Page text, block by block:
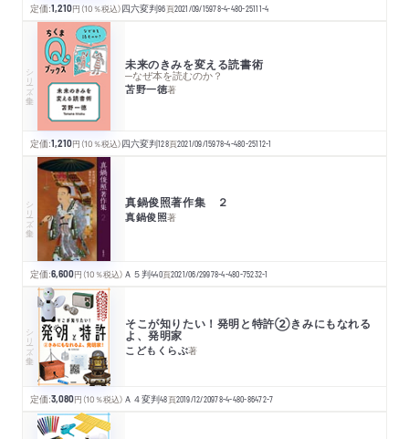
定価:1,210円 （10％税込）四六変判96頁2021/09/15978-4-480-25111-4
シリーズ・全集 未来のきみを変える読書術
─なぜ本を読むのか？
苫野一徳著
定価:1,210円 （10％税込）四六変判128頁2021/09/15978-4-480-25112-1
シリーズ・全集 真鍋俊照著作集 ２
真鍋俊照著
定価:6,600円 （10％税込） Ａ５判440頁2021/06/29978-4-480-75232-1
シリーズ・全集 そこが知りたい！発明と特許②きみにもなれる
よ、発明家
こどもくらぶ著
定価:3,080円 （10％税込） Ａ４変判48頁2019/12/20978-4-480-86472-7